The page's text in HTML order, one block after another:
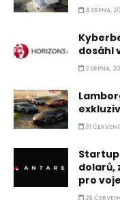
4 SRPNA,
dosáhl
2 SRPNA,
31
dolarů,
pro
29